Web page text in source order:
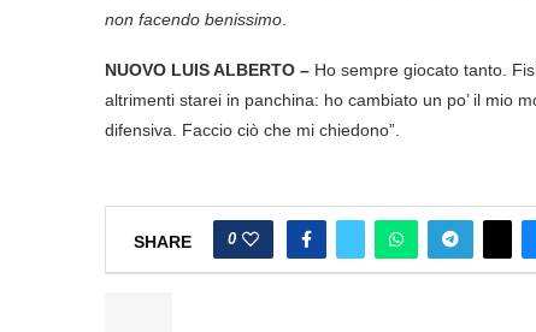
non facendo benissimo
NUOVO LUIS ALBERTO – Ho sempre giocato tanto.
altrimenti starei in panchina: ho cambiato un po’ il mio
difensiva. Faccio ciò che mi chiedono”.
SHARE 0